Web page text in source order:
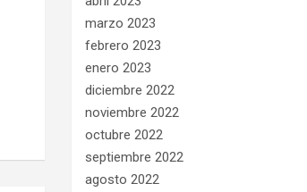
marzo 2023
febrero 2023
enero 2023
diciembre 2022
noviembre 2022
octubre 2022
septiembre 2022
agosto 2022